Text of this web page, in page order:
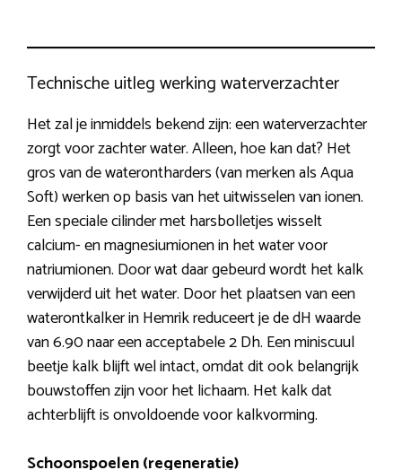
Technische uitleg werking waterverzachter
Het zal je inmiddels bekend zijn: een waterverzachter
zorgt voor zachter water. Alleen, hoe kan dat? Het
gros van de waterontharders (van merken als Aqua
Soft) werken op basis van het uitwisselen van ionen.
Een speciale cilinder met harsbolletjes wisselt
calcium- en magnesiumionen in het water voor
natriumionen. Door wat daar gebeurd wordt het kalk
verwijderd uit het water. Door het plaatsen van een
waterontkalker in Hemrik reduceert je de dH waarde
van 6.90 naar een acceptabele 2 Dh. Een miniscuul
beetje kalk blijft wel intact, omdat dit ook belangrijk
bouwstoffen zijn voor het lichaam. Het kalk dat
achterblijft is onvoldoende voor kalkvorming.
Schoonspoelen (regeneratie)